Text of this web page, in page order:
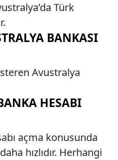
Türk
BANKASI
Avustralya
HESABI
açma konusunda
hızlıdır. Herhangi